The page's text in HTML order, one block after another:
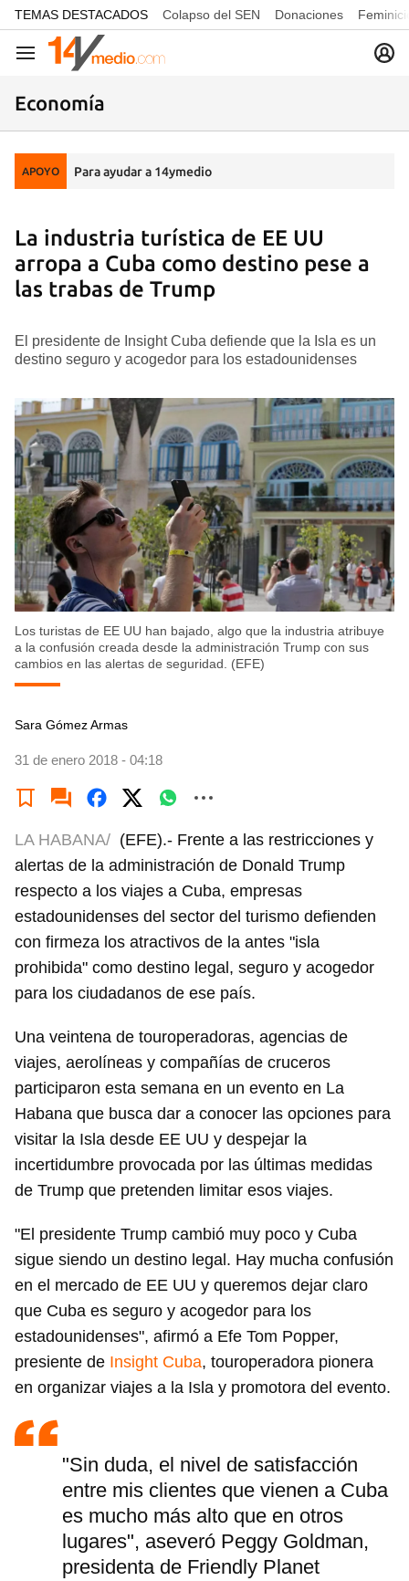
common.go-to-content
TEMAS DESTACADOS Colapso del SEN Donaciones
Navegación
Economía
APOYO Para ayudar a 14ymedio
La industria turística de EE UU
arropa a Cuba como destino pese a
las trabas de Trump
El presidente de Insight Cuba defiende que la Isla es un
destino seguro y acogedor para los estadounidenses
Los turistas de EE UU han bajado, algo que la industria atribuye
a la confusión creada desde la administración Trump con sus
cambios en las alertas de seguridad. (EFE)
Sara Gómez Armas
31 de enero 2018 - 04:18
LA HABANA/ (EFE).- Frente a las restricciones y
alertas de la administración de Donald Trump
respecto a los viajes a Cuba, empresas
estadounidenses del sector del turismo defienden
con firmeza los atractivos de la antes "isla
prohibida" como destino legal, seguro y acogedor
para los ciudadanos de ese país.
Una veintena de touroperadoras, agencias de
viajes, aerolíneas y compañías de cruceros
participaron esta semana en un evento en La
Habana que busca dar a conocer las opciones para
visitar la Isla desde EE UU y despejar la
incertidumbre provocada por las últimas medidas
de Trump que pretenden limitar esos viajes.
"El presidente Trump cambió muy poco y Cuba
sigue siendo un destino legal. Hay mucha confusión
en el mercado de EE UU y queremos dejar claro
que Cuba es seguro y acogedor para los
estadounidenses", afirmó a Efe Tom Popper,
presiente de Insight Cuba, touroperadora pionera
en organizar viajes a la Isla y promotora del evento.
"Sin duda, el nivel de satisfacción
entre mis clientes que vienen a Cuba
es mucho más alto que en otros
lugares", aseveró Peggy Goldman,
presidenta de Friendly Planet